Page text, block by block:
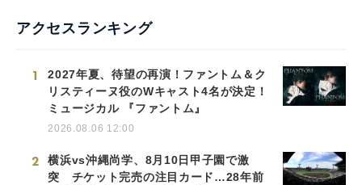
アクセスランキング
1
2027年夏、待望の再演！ファントム＆ク
リスティーヌ役のWキャスト4名が決定！
ミュージカル 『ファントム』
2026.08.06 12:00
2
横浜vs沖縄尚学、8月10日甲子園で激
突 チケット完売の注目カード…28年前